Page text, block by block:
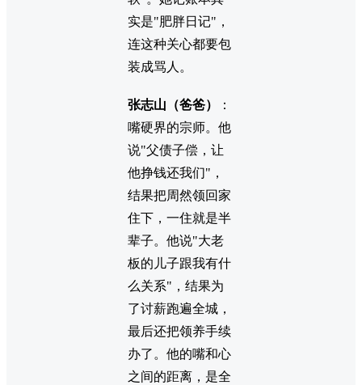
实是"肥胖日记"，
连这种关心都要包
装成骂人。
张志山（爸爸）
：
嘴硬界的宗师。他
说"父债子偿，让
他挣钱还我们"，
结果把周然领回家
住下，一住就是半
辈子。他说"大老
板的儿子跟我有什
么关系"，结果为
了讨薪跑遍全城，
最后还把领养手续
办了。他的嘴和心
之间的距离，是全